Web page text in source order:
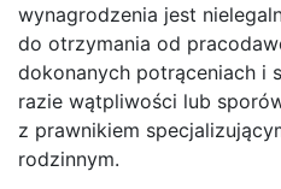
wynagrodzenia jest
do otrzymania od
dokonanych potrąceniach i
razie wątpliwości lub
z prawnikiem
rodzinnym.